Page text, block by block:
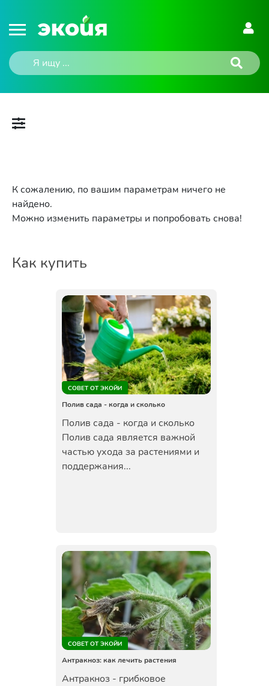
К сожалению, по вашим параметрам ничего не
найдено.
Можно изменить параметры и попробовать снова!
Как купить
СОВЕТ ОТ ЭКОЙИ
Полив сада - когда и сколько
Полив сада - когда и сколько
Полив сада является важной
частью ухода за растениями и
поддержания...
СОВЕТ ОТ ЭКОЙИ
Антракноз: как лечить растения
Антракноз - грибковое